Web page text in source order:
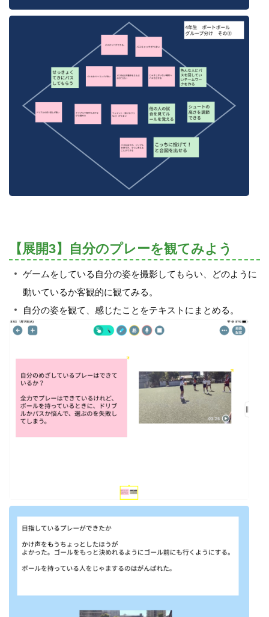
【展開3】自分のプレーを観てみよう
ゲームをしている自分の姿を撮影してもらい、どのように
動いているか客観的に観てみる。
自分の姿を観て、感じたことをテキストにまとめる。